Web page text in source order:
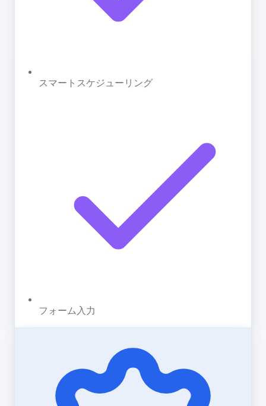
スマートスケジューリング
フォーム入力